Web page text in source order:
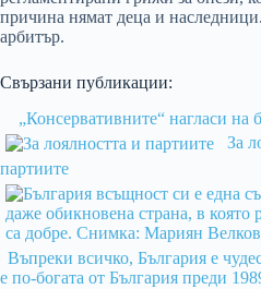
причина нямат деца и
арбитър.
Свързани публикации:
„Консервативните“ нагласи на
За
партиите
Въпреки всичко, България е
е по-богата от България преди